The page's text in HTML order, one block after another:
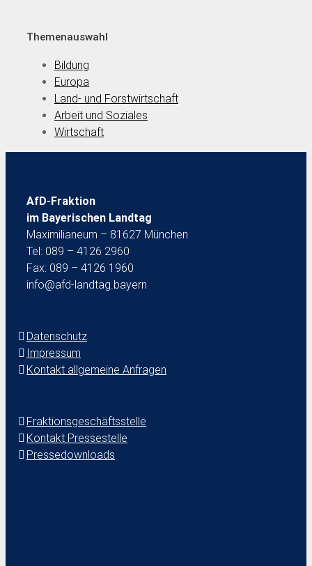
Themenauswahl
Bildung
Europa
Land- und Forstwirtschaft
Arbeit und Soziales
Wirtschaft
AfD-Fraktion
im Bayerischen Landtag
Maximilianeum – 81627 München
Tel: 089 – 4126 2960
Fax: 089 – 4126 1960
info@afd-landtag.bayern
Datenschutz
Impressum
Kontakt allgemeine Anfragen
Fraktionsgeschäftsstelle
Kontakt Pressestelle
Pressedownloads